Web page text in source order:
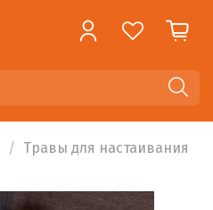
Травы для настаивания